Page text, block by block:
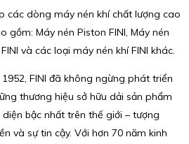
các dòng máy nén khí chất lượng cao
gồm: Máy nén Piston FINI, Máy nén
và các loại máy nén khí FINI khác.
FINI đã không ngừng phát triển
thương hiệu sở hữu dải sản phẩm
bậc nhất trên thế giới – tượng
và sự tin cậy. Với hơn 70 năm kinh